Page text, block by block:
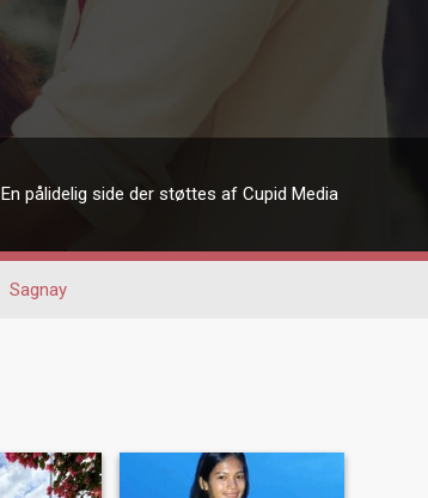
En pålidelig side der støttes af Cupid Media
Sagnay